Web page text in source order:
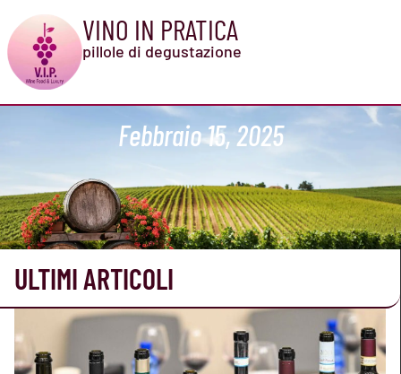
VINO IN PRATICA
pillole di degustazione
Febbraio 15, 2025
ULTIMI ARTICOLI